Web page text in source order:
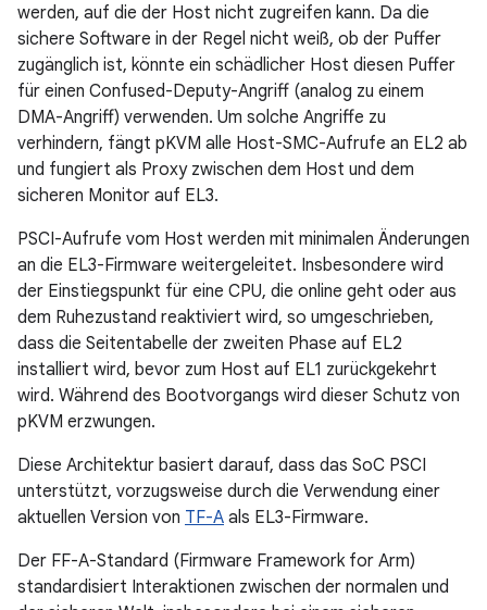
werden, auf die der Host nicht zugreifen kann. Da die
sichere Software in der Regel nicht weiß, ob der Puffer
zugänglich ist, könnte ein schädlicher Host diesen Puffer
für einen Confused-Deputy-Angriff (analog zu einem
DMA-Angriff) verwenden. Um solche Angriffe zu
verhindern, fängt pKVM alle Host-SMC-Aufrufe an EL2 ab
und fungiert als Proxy zwischen dem Host und dem
sicheren Monitor auf EL3.
PSCI-Aufrufe vom Host werden mit minimalen Änderungen
an die EL3-Firmware weitergeleitet. Insbesondere wird
der Einstiegspunkt für eine CPU, die online geht oder aus
dem Ruhezustand reaktiviert wird, so umgeschrieben,
dass die Seitentabelle der zweiten Phase auf EL2
installiert wird, bevor zum Host auf EL1 zurückgekehrt
wird. Während des Bootvorgangs wird dieser Schutz von
pKVM erzwungen.
Diese Architektur basiert darauf, dass das SoC PSCI
unterstützt, vorzugsweise durch die Verwendung einer
aktuellen Version von TF-A als EL3-Firmware.
Der FF-A-Standard (Firmware Framework for Arm)
standardisiert Interaktionen zwischen der normalen und